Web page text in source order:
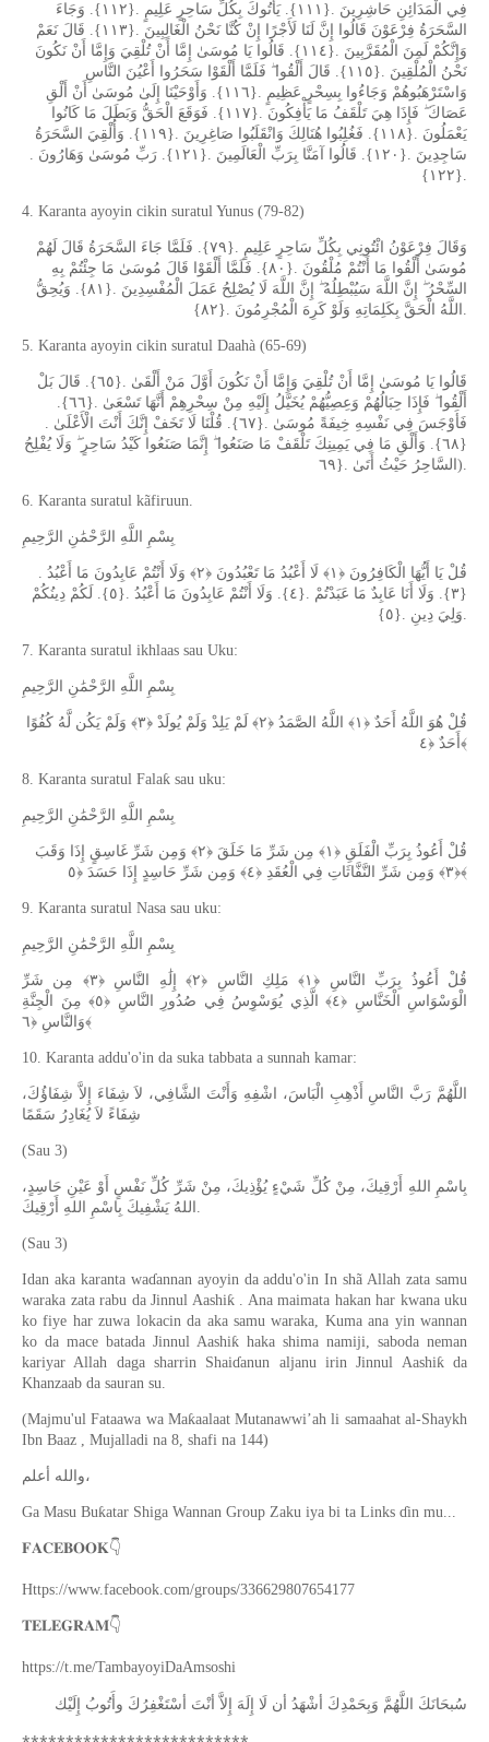
فِي الْمَدَائِنِ حَاشِرِينَ .{١١١}. يَأْتُوكَ بِكُلِّ سَاحِرٍ عَلِيمٍ .{١١٢}. وَجَاءَ
السَّحَرَةُ فِرْعَوْنَ قَالُوا إِنَّ لَنَا لَأَجْرًا إِنْ كُنَّا نَحْنُ الْغَالِبِينَ .{١١٣}. قَالَ نَعَمْ
وَإِنَّكُمْ لَمِنَ الْمُقَرَّبِينَ .{١١٤}. قَالُوا يَا مُوسَىٰ إِمَّا أَنْ تُلْقِيَ وَإِمَّا أَنْ نَكُونَ
نَحْنُ الْمُلْقِينَ .{١١٥}. قَالَ أَلْقُوا ۖ فَلَمَّا أَلْقَوْا سَحَرُوا أَعْيُنَ النَّاسِ
وَاسْتَرْهَبُوهُمْ وَجَاءُوا بِسِحْرٍ عَظِيمٍ .{١١٦}. وَأَوْحَيْنَا إِلَىٰ مُوسَىٰ أَنْ أَلْقِ
عَصَاكَ ۖ فَإِذَا هِيَ تَلْقَفُ مَا يَأْفِكُونَ .{١١٧}. فَوَقَعَ الْحَقُّ وَبَطَلَ مَا كَانُوا
يَعْمَلُونَ .{١١٨}. فَغُلِبُوا هُنَالِكَ وَانْقَلَبُوا صَاغِرِينَ .{١١٩}. وَأُلْقِيَ السَّحَرَةُ
سَاجِدِينَ .{١٢٠}. قَالُوا آمَنَّا بِرَبِّ الْعَالَمِينَ .{١٢١}. رَبِّ مُوسَىٰ وَهَارُونَ .
{١٢٢}.
4. Karanta ayoyin cikin suratul Yunus (79-82)
وَقَالَ فِرْعَوْنُ ائْتُونِي بِكُلِّ سَاحِرٍ عَلِيمٍ .{٧٩}. فَلَمَّا جَاءَ السَّحَرَةُ قَالَ لَهُمْ
مُوسَىٰ أَلْقُوا مَا أَنْتُمْ مُلْقُونَ .{٨٠}. فَلَمَّا أَلْقَوْا قَالَ مُوسَىٰ مَا جِئْتُمْ بِهِ
السِّحْرُ ۖ إِنَّ اللَّهَ سَيُبْطِلُهُ ۖ إِنَّ اللَّهَ لَا يُصْلِحُ عَمَلَ الْمُفْسِدِينَ .{٨١}. وَيُحِقُّ
اللَّهُ الْحَقَّ بِكَلِمَاتِهِ وَلَوْ كَرِهَ الْمُجْرِمُونَ .{٨٢}.
5. Karanta ayoyin cikin suratul Daahà (65-69)
قَالُوا يَا مُوسَىٰ إِمَّا أَنْ تُلْقِيَ وَإِمَّا أَنْ نَكُونَ أَوَّلَ مَنْ أَلْقَىٰ .{٦٥}. قَالَ بَلْ
أَلْقُوا ۖ فَإِذَا حِبَالُهُمْ وَعِصِيُّهُمْ يُخَيَّلُ إِلَيْهِ مِنْ سِحْرِهِمْ أَنَّهَا تَسْعَىٰ .{٦٦}.
فَأَوْجَسَ فِي نَفْسِهِ خِيفَةً مُوسَىٰ .{٦٧}. قُلْنَا لَا تَخَفْ إِنَّكَ أَنْتَ الْأَعْلَىٰ .
{٦٨}. وَأَلْقِ مَا فِي يَمِينِكَ تَلْقَفْ مَا صَنَعُوا ۖ إِنَّمَا صَنَعُوا كَيْدُ سَاحِرٍ ۖ وَلَا يُفْلِحُ
السَّاحِرُ حَيْثُ أَتَىٰ .{٦٩).
6. Karanta suratul kãfiruun.
بِسْمِ اللَّهِ الرَّحْمَٰنِ الرَّحِيمِ
قُلْ يَا أَيُّهَا الْكَافِرُونَ ﴿١﴾ لَا أَعْبُدُ مَا تَعْبُدُونَ ﴿٢﴾ وَلَا أَنْتُمْ عَابِدُونَ مَا أَعْبُدُ .
{٣}. وَلَا أَنَا عَابِدٌ مَا عَبَدْتُمْ .{٤}. وَلَا أَنْتُمْ عَابِدُونَ مَا أَعْبُدُ .{٥}. لَكُمْ دِينُكُمْ
وَلِيَ دِينِ .{٥}.
7. Karanta suratul ikhlaas sau Uku:
بِسْمِ اللَّهِ الرَّحْمَٰنِ الرَّحِيمِ
قُلْ هُوَ اللَّهُ أَحَدٌ ﴿١﴾ اللَّهُ الصَّمَدُ ﴿٢﴾ لَمْ يَلِدْ وَلَمْ يُولَدْ ﴿٣﴾ وَلَمْ يَكُن لَّهُ كُفُوًا
أَحَدٌ ﴿٤﴾
8. Karanta suratul Falaƙ sau uku:
بِسْمِ اللَّهِ الرَّحْمَٰنِ الرَّحِيمِ
قُلْ أَعُوذُ بِرَبِّ الْفَلَقِ ﴿١﴾ مِن شَرِّ مَا خَلَقَ ﴿٢﴾ وَمِن شَرِّ غَاسِقٍ إِذَا وَقَبَ
﴿٣﴾ وَمِن شَرِّ النَّفَّاثَاتِ فِي الْعُقَدِ ﴿٤﴾ وَمِن شَرِّ حَاسِدٍ إِذَا حَسَدَ ﴿٥﴾
9. Karanta suratul Nasa sau uku:
بِسْمِ اللَّهِ الرَّحْمَٰنِ الرَّحِيمِ
قُلْ أَعُوذُ بِرَبِّ النَّاسِ ﴿١﴾ مَلِكِ النَّاسِ ﴿٢﴾ إِلَٰهِ النَّاسِ ﴿٣﴾ مِن شَرِّ
الْوَسْوَاسِ الْخَنَّاسِ ﴿٤﴾ الَّذِي يُوَسْوِسُ فِي صُدُورِ النَّاسِ ﴿٥﴾ مِنَ الْجِنَّةِ
وَالنَّاسِ ﴿٦﴾
10. Karanta addu'o'in da suka tabbata a sunnah kamar:
اللَّهُمَّ رَبَّ النَّاسِ أَذْهِبِ الْبَاسَ، اشْفِهِ وَأَنْتَ الشَّافِي، لاَ شِفَاءَ إِلاَّ شِفَاؤُكَ،
شِفَاءً لاَ يُغَادِرُ سَقَمًا
(Sau 3)
بِاسْمِ اللهِ أَرْقِيكَ، مِنْ كُلِّ شَيْءٍ يُؤْذِيكَ، مِنْ شَرِّ كُلِّ نَفْسٍ أَوْ عَيْنِ حَاسِدٍ،
اللهُ يَشْفِيكَ بِاسْمِ اللهِ أَرْقِيكَ.
(Sau 3)
Idan aka karanta waɗannan ayoyin da addu'o'in In shã Allah zata samu
waraka zata rabu da Jinnul Aashiƙ . Ana maimata hakan har kwana uku
ko fiye har zuwa lokacin da aka samu waraka, Kuma ana yin wannan
ko da mace batada Jinnul Aashiƙ haka shima namiji, saboda neman
kariyar Allah daga sharrin Shaiɗanun aljanu irin Jinnul Aashiƙ da
Khanzaab da sauran su.
(Majmu'ul Fataawa wa Maƙaalaat Mutanawwi’ah li samaahat al-Shaykh
Ibn Baaz , Mujalladi na 8, shafi na 144)
والله أعلم،
Ga Masu Buƙatar Shiga Wannan Group Zaku iya bi ta Links ɗin mu...
𝐅𝐀𝐂𝐄𝐁𝐎𝐎𝐊👇
Https://www.facebook.com/groups/336629807654177
𝐓𝐄𝐋𝐄𝐆𝐑𝐀𝐌👇
https://t.me/TambayoyiDaAmsoshi
ﺳُﺒﺤَﺎﻧَﻚَ ﺍﻟﻠَّﻬُﻢَّ ﻭَﺑِﺤَﻤْﺪِﻙَ ﺃﺷْﻬَﺪُ ﺃﻥ ﻟَﺎ ﺇِﻟَﻪَ ﺇِﻻَّ ﺃﻧْﺖَ ﺃﺳْﺘَﻐْﻔِﺮُﻙَ ﻭﺃَﺗُﻮﺏُ ﺇِﻟَﻴْﻚ